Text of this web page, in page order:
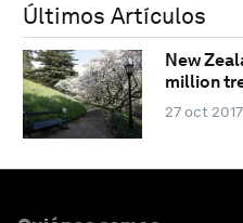
Últimos Artículos
New
million
27 oct 2017